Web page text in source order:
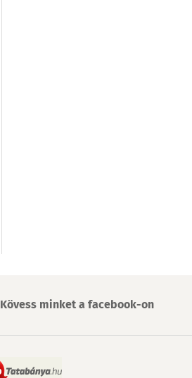
Kövess minket a facebook-on